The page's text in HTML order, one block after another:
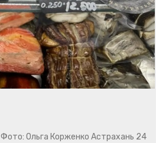
Фото: Ольга Корженко Астрахань 24